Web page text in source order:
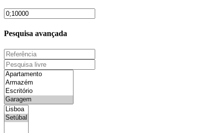
Pesquisa avançada